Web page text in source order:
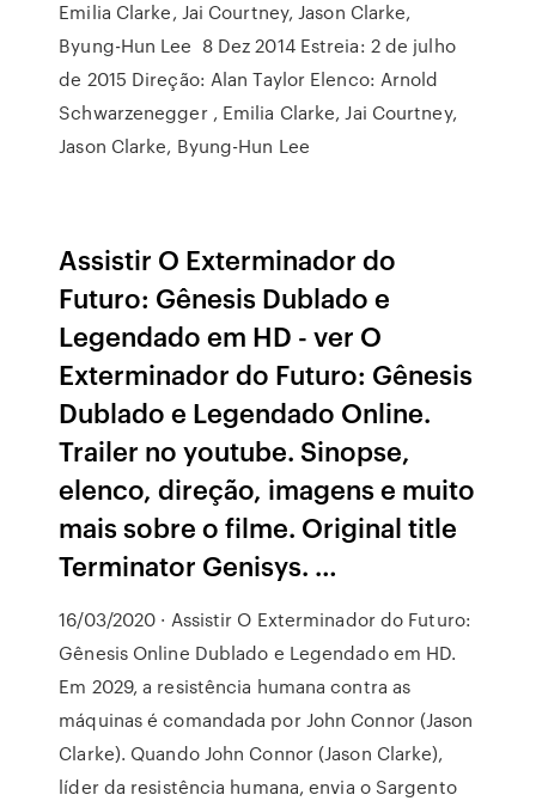
Emilia Clarke, Jai Courtney, Jason Clarke,
Byung-Hun Lee 8 Dez 2014 Estreia: 2 de julho
de 2015 Direção: Alan Taylor Elenco: Arnold
Schwarzenegger , Emilia Clarke, Jai Courtney,
Jason Clarke, Byung-Hun Lee
Assistir O Exterminador do
Futuro: Gênesis Dublado e
Legendado em HD - ver O
Exterminador do Futuro: Gênesis
Dublado e Legendado Online.
Trailer no youtube. Sinopse,
elenco, direção, imagens e muito
mais sobre o filme. Original title
Terminator Genisys. …
16/03/2020 · Assistir O Exterminador do Futuro:
Gênesis Online Dublado e Legendado em HD.
Em 2029, a resistência humana contra as
máquinas é comandada por John Connor (Jason
Clarke). Quando John Connor (Jason Clarke),
líder da resistência humana, envia o Sargento